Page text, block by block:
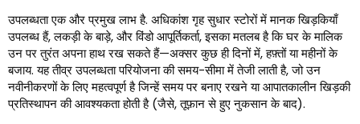
उपलब्धता एक और प्रमुख लाभ है. अधिकांश गृह सुधार स्टोरों में मानक खिड़कियाँ
उपलब्ध हैं, लकड़ी के बाड़े, और विंडो आपूर्तिकर्ता, इसका मतलब है कि घर के मालिक
उन पर तुरंत अपना हाथ रख सकते हैं—अक्सर कुछ ही दिनों में, हफ़्तों या महीनों के
बजाय. यह तीव्र उपलब्धता परियोजना की समय-सीमा में तेजी लाती है, जो उन
नवीनीकरणों के लिए महत्वपूर्ण है जिन्हें समय पर बनाए रखने या आपातकालीन खिड़की
प्रतिस्थापन की आवश्यकता होती है (जैसे, तूफ़ान से हुए नुकसान के बाद).